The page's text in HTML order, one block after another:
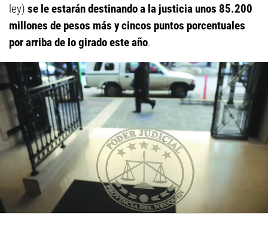
ley) se le estarán destinando a la justicia unos 85.200
millones de pesos más y cincos puntos porcentuales
por arriba de lo girado este año.